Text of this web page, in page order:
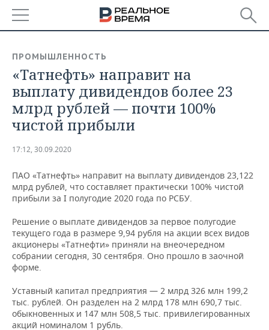
БАШКОРТОСТАН
ТАТАРСТАН
УДМУРТИЯ
НОВОСТИ
АНАЛИТИКА
НОВОСТИ АНАЛИТИКИ
ДЕКЛАРАЦИИ О ДОХОДАХ
КОРОЛИ ГОСЗАКАЗА ПФО
КОМУ ПРИНАДЛЕЖАТ
ТОРГОВЫЕ ЦЕНТРЫ
ТАТАРСТАНА
ЭКОНОМИКА
НОВОСТИ ЭКОНОМИКИ
ФИНАНСЫ
БЮДЖЕТ
ИНВЕСТИЦИИ
ПРОМЫШЛЕННОСТЬ
НОВОСТИ
ПРОМЫШЛЕННОСТИ
АГРОПРОМ
МАШИНОСТРОЕНИЕ
НЕФТЕХИМИЯ
НЕФТЬ
НЕДВИЖИМОСТЬ
НОВОСТИ АВТО
БИЗНЕС
НОВОСТИ БИЗНЕСА
РОЗНИЧНАЯ ТОРГОВЛЯ
ТРАНСПОРТ
ТЕХНОЛОГИИ
НОВОСТИ ТЕХНОЛОГИЙ
IT
МЕРОПРИЯТИЯ
НОВОСТИ МЕРОПРИЯТИЙ
СПОРТ
ПРОМЫШЛЕННОСТЬ
«Татнефть» направит на
выплату дивидендов более 23
млрд рублей — почти 100%
чистой прибыли
17:12, 30.09.2020
ПАО «Татнефть» направит на выплату дивидендов 23,122
млрд рублей, что составляет практически 100% чистой
прибыли за I полугодие 2020 года по РСБУ.
Решение о выплате дивидендов за первое полугодие
текущего года в размере 9,94 рубля на акции всех видов
акционеры «Татнефти» приняли на внеочередном
собрании сегодня, 30 сентября. Оно прошло в заочной
форме.
Уставный капитал предприятия — 2 млрд 326 млн 199,2
тыс. рублей. Он разделен на 2 млрд 178 млн 690,7 тыс.
обыкновенных и 147 млн 508,5 тыс. привилегированных
акций номиналом 1 рубль.